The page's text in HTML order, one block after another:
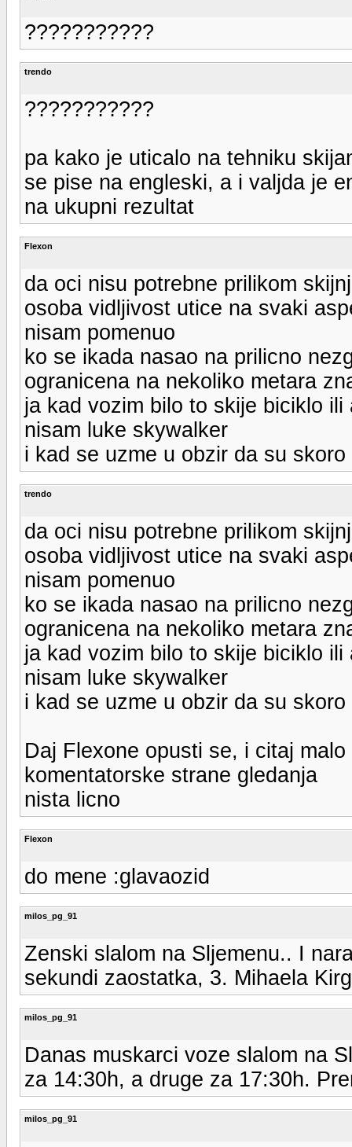
???????????
trendo
???????????
pa kako je uticalo na tehniku
se pise na engleski, a i valjda je
na ukupni rezultat
Flexon
da oci nisu potrebne prilikom
osoba vidljivost utice na svaki
nisam pomenuo
ko se ikada nasao na prilicno
ogranicena na nekoliko metara
ja kad vozim bilo to skije biciklo ili
nisam luke skywalker
i kad se uzme u obzir da su
trendo
da oci nisu potrebne prilikom
osoba vidljivost utice na svaki
nisam pomenuo
ko se ikada nasao na prilicno
ogranicena na nekoliko metara
ja kad vozim bilo to skije biciklo ili
nisam luke skywalker
i kad se uzme u obzir da su
Daj Flexone opusti se, i citaj
komentatorske strane gledanja
nista licno
Flexon
do mene :glavaozid
milos_pg_91
Zenski slalom na Sljemenu.. I
sekundi zaostatka, 3. Mihaela
milos_pg_91
Danas muskarci voze slalom na
za 14:30h, a druge za 17:30h.
milos_pg_91